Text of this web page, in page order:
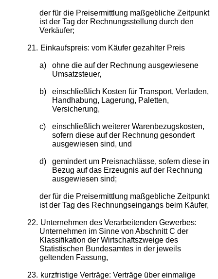
der für die Preisermittlung maßgebliche Zeitpunkt
ist der Tag der Rechnungsstellung durch den
Verkäufer;
21. Einkaufspreis: vom Käufer gezahlter Preis
a)
ohne die auf der Rechnung ausgewiesene
Umsatzsteuer,
b)
einschließlich Kosten für Transport, Verladen,
Handhabung, Lagerung, Paletten,
Versicherung,
c)
einschließlich weiterer Warenbezugskosten,
sofern diese auf der Rechnung gesondert
ausgewiesen sind, und
d)
gemindert um Preisnachlässe, sofern diese in
Bezug auf das Erzeugnis auf der Rechnung
ausgewiesen sind;
der für die Preisermittlung maßgebliche Zeitpunkt
ist der Tag des Rechnungseingangs beim Käufer,
22. Unternehmen des Verarbeitenden Gewerbes:
Unternehmen im Sinne von Abschnitt C der
Klassifikation der Wirtschaftszweige des
Statistischen Bundesamtes in der jeweils
geltenden Fassung,
23. kurzfristige Verträge: Verträge über einmalige